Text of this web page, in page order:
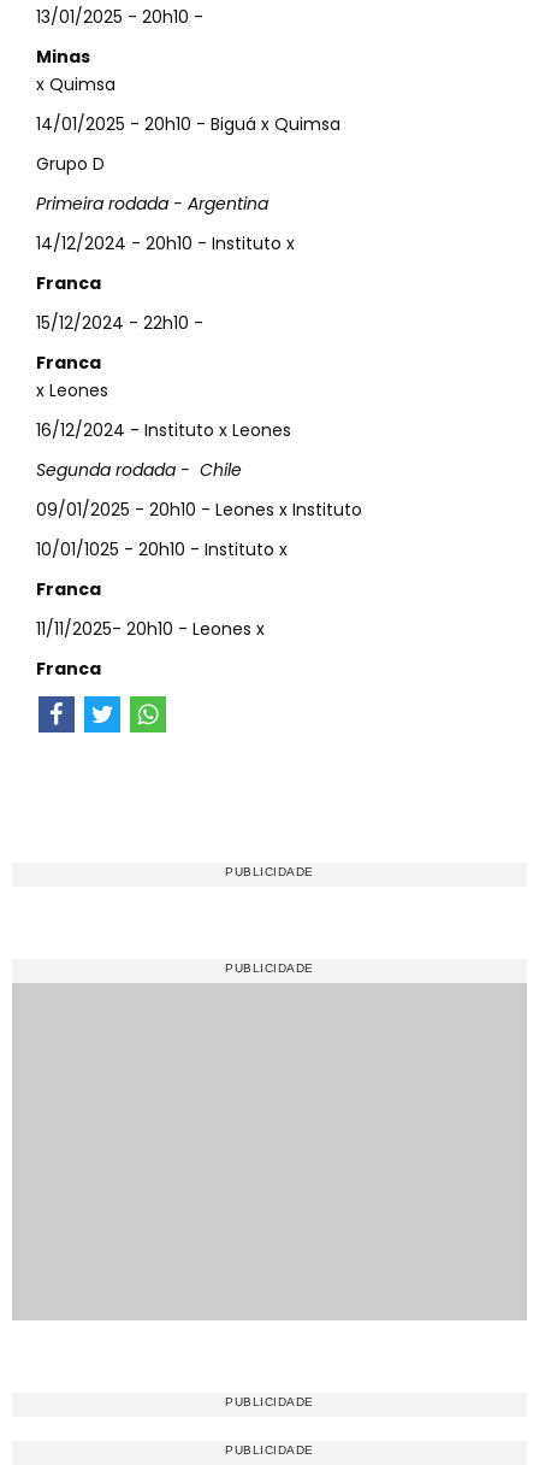
13/01/2025 - 20h10 -
Minas
x Quimsa
14/01/2025 - 20h10 - Biguá x Quimsa
Grupo D
Primeira rodada - Argentina
14/12/2024 - 20h10 - Instituto x
Franca
15/12/2024 - 22h10 -
Franca
x Leones
16/12/2024 - Instituto x Leones
Segunda rodada - Chile
09/01/2025 - 20h10 - Leones x Instituto
10/01/1025 - 20h10 - Instituto x
Franca
11/11/2025- 20h10 - Leones x
Franca